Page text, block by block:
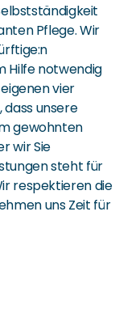
Pflege. Wir
Hilfe notwendig
vier
dass unsere
gewohnten
wir Sie
steht für
respektieren die
uns Zeit für